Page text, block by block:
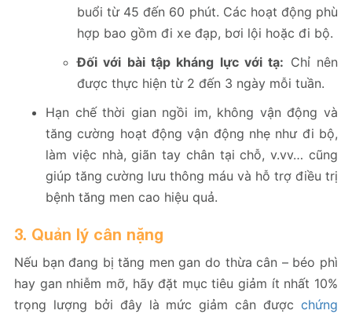
buổi từ 45 đến 60 phút. Các hoạt động phù
hợp bao gồm đi xe đạp, bơi lội hoặc đi bộ.
Đối với bài tập kháng lực với tạ: Chỉ nên
được thực hiện từ 2 đến 3 ngày mỗi tuần.
Hạn chế thời gian ngồi im, không vận động và
tăng cường hoạt động vận động nhẹ như đi bộ,
làm việc nhà, giãn tay chân tại chỗ, v.vv… cũng
giúp tăng cường lưu thông máu và hỗ trợ điều trị
bệnh tăng men cao hiệu quả.
3. Quản lý cân nặng
Nếu bạn đang bị tăng men gan do thừa cân – béo phì
hay gan nhiễm mỡ, hãy đặt mục tiêu giảm ít nhất 10%
trọng lượng bởi đây là mức giảm cân được chứng